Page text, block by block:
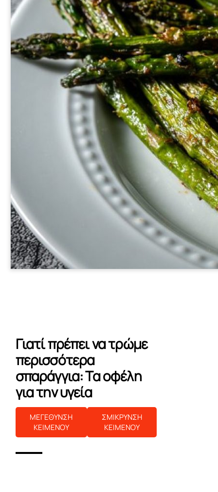
Γιατί πρέπει να τρώμε
περισσότερα
σπαράγγια: Τα οφέλη
για την υγεία
ΜΕΓΕΘΥΝΣΗ
ΚΕΙΜΕΝΟΥ
ΣΜΙΚΡΥΝΣΗ
ΚΕΙΜΕΝΟΥ